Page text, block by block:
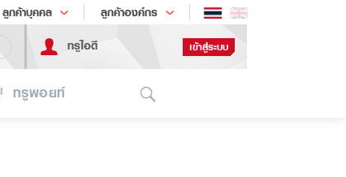
ลูกค้าบุคคล ลูกค้าองค์กร
เทรนด์เทคโนโลยี
ทรูไอดี เข้าสู่ระบบ
ทรูพอยท์